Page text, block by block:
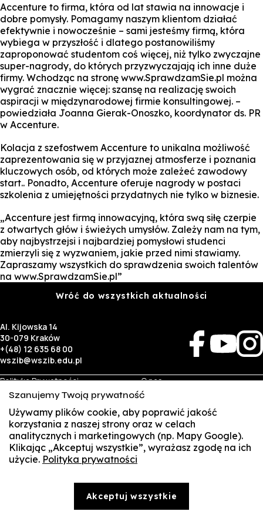
Accenture to firma, która od lat stawia na innowacje i
dobre pomysły. Pomagamy naszym klientom działać
efektywnie i nowocześnie – sami jesteśmy firmą, która
wybiega w przyszłość i dlatego postanowiliśmy
zaproponować studentom coś więcej, niż tylko zwyczajne
super-nagrody, do których przyzwyczajają ich inne duże
firmy. Wchodząc na stronę www.SprawdzamSie.pl można
wygrać znacznie więcej: szansę na realizację swoich
aspiracji w międzynarodowej firmie konsultingowej. –
powiedziała Joanna Gierak-Onoszko, koordynator ds. PR
w Accenture.
Kolacja z szefostwem Accenture to unikalna możliwość
zaprezentowania się w przyjaznej atmosferze i poznania
kluczowych osób, od których może zależeć zawodowy
start.. Ponadto, Accenture oferuje nagrody w postaci
szkolenia z umiejętności przydatnych nie tylko w biznesie.
„Accenture jest firmą innowacyjną, która swą siłę czerpie
z otwartych głów i świeżych umysłów. Zależy nam na tym,
aby najbystrzejsi i najbardziej pomysłowi studenci
zmierzyli się z wyzwaniem, jakie przed nimi stawiamy.
Zapraszamy wszystkich do sprawdzenia swoich talentów
na www.SprawdzamSie.pl”
Wróć do wszystkich aktualności
Al. Kijowska 14
30-079 Kraków
+(48) 12 635 68 00
wszib@wszib.edu.pl
Polityka Prywatności
RODO
Identyfikacja wizualna
O nas
Rekrutacja
Studia
Kontakt
Biznes
Wynajem sal
Targi pracy
Student
Multis Multum
Treści zawarte na stronie www.wszib.edu.pl oraz jej podstronach stanowią, o ile nie wskazano
Szanujemy Twoją prywatność
Używamy plików cookie, aby poprawić jakość
korzystania z naszej strony oraz w celach
analitycznych i marketingowych (np. Mapy Google).
Klikając „Akceptuj wszystkie”, wyrażasz zgodę na ich
użycie. Polityka prywatności
Akceptuj wszystkie